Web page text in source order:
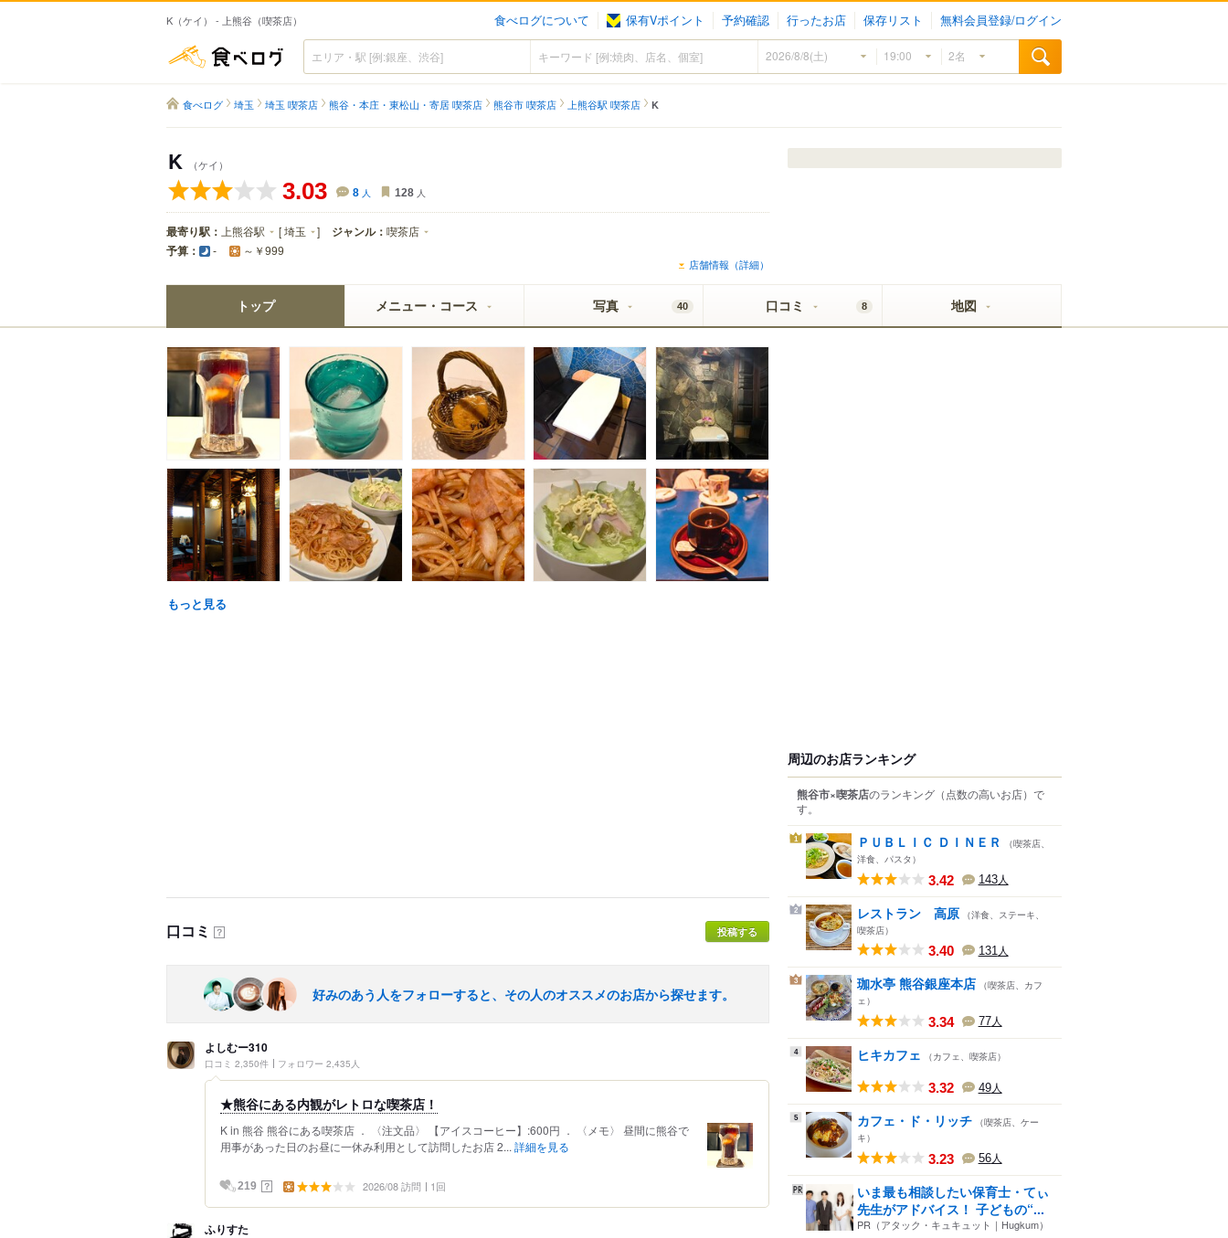
K（ケイ） - 上熊谷（喫茶店） 食べログについて 保有Vポイント 予約確認 行ったお店 保存リスト 無料会員登録/ログイン
食べログ
食べログ 埼玉 埼玉 喫茶店 熊谷・本庄・東松山・寄居 喫茶店 熊谷市 喫茶店 上熊谷駅 喫茶店 K
K （ケイ）
3.03 8 人 128 人
最寄り駅： 上熊谷駅 [埼玉 ] ジャンル： 喫茶店
予算： - ～￥999
店舗情報（詳細）
トップ メニュー・コース 写真 40 口コミ 8 地図
もっと見る
口コミ ？ 投稿する
好みのあう人をフォローすると、その人のオススメのお店から探せます。
よしむー310
口コミ 2,350件 フォロワー 2,435人
★熊谷にある内観がレトロな喫茶店！
K in 熊谷 熊谷にある喫茶店 ． 〈注文品〉 【アイスコーヒー】:600円 ． 〈メモ〉 昼間に熊谷で
用事があった日のお昼に一休み利用として訪問したお店 2... 詳細を見る
219 ？ 2026/08 訪問 1回
ふりすた
周辺のお店ランキング
熊谷市×喫茶店のランキング （点数の高いお店） で
す。
1 ＰＵＢＬＩＣ ＤＩＮＥＲ
（喫茶店、
洋食、パスタ）
3.42 143人
2 レストラン 高原 （洋食、ステーキ、
喫茶店）
3.40 131 人
3 珈水亭 熊谷銀座本店 （喫茶店、カフ
ェ）
3.34 77人
4 ヒキカフェ （カフェ、喫茶店）
3.32 49人
5 カフェ・ド・リッチ （喫茶店、ケー
キ）
3.23 56人
いま最も相談したい保育士・てぃ
先生がアドバイス！ 子どもの“...
PR（アタック・キュキュット｜Hugkum）